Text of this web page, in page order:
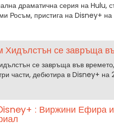
драматична серия на Hulu,
Росъм, пристига на Disney+
Хидълстън се завръща
се завръща във
части, дебютира в Disney+
: Виржини Ефира